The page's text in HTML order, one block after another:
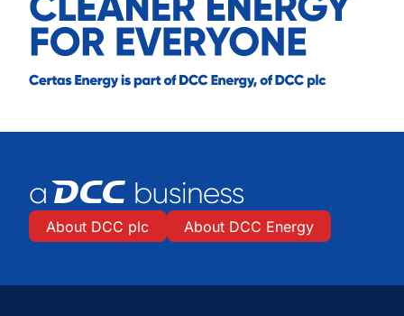
About DCC plc About DCC Energy